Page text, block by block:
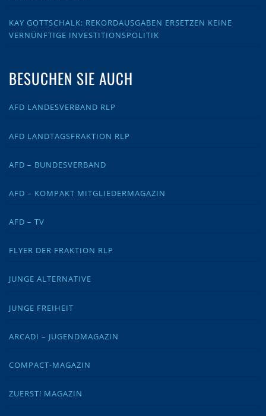
KAY GOTTSCHALK: REKORDAUSGABEN ERSETZEN KEINE
VERNÜNFTIGE INVESTITIONSPOLITIK
BESUCHEN SIE AUCH
AFD LANDESVERBAND RLP
AFD LANDTAGSFRAKTION RLP
AFD – BUNDESVERBAND
AFD – KOMPAKT MITGLIEDERMAGAZIN
AFD – TV
FLYER DER FRAKTION RLP
JUNGE ALTERNATIVE
JUNGE FREIHEIT
ARCADI – JUGENDMAGAZIN
COMPACT-MAGAZIN
ZUERST! MAGAZIN